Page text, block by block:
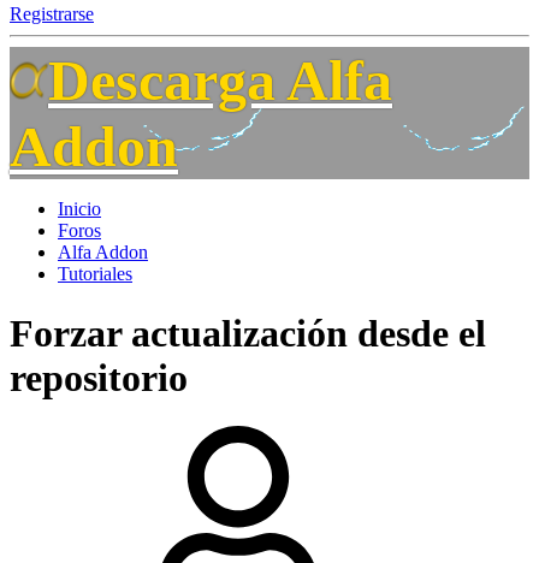
Registrarse
Descarga Alfa
Addon
Inicio
Foros
Alfa Addon
Tutoriales
Forzar actualización desde el
repositorio